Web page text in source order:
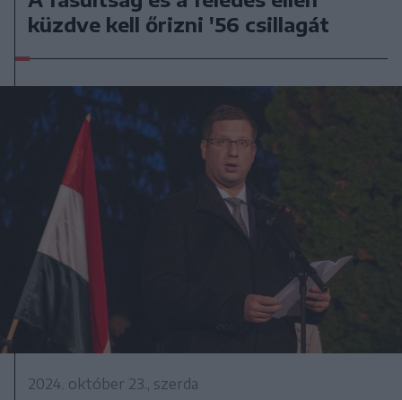
küzdve kell őrizni '56 csillagát
2024. október 23., szerda